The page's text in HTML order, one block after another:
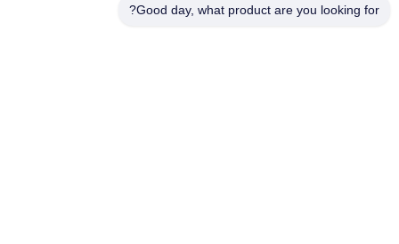
Good day, what product are you looking for?